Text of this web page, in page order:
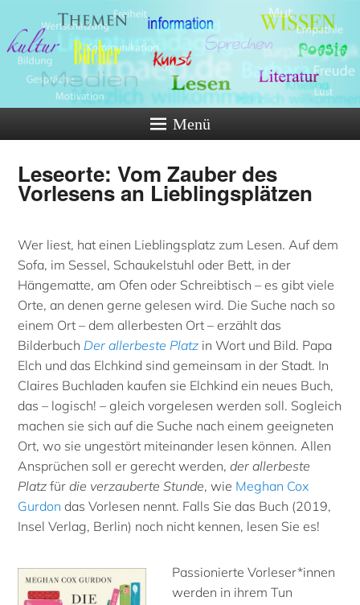
Menü
Leseorte: Vom Zauber des
Vorlesens an Lieblingsplätzen
Wer liest, hat einen Lieblingsplatz zum Lesen. Auf dem
Sofa, im Sessel, Schaukelstuhl oder Bett, in der
Hängematte, am Ofen oder Schreibtisch – es gibt viele
Orte, an denen gerne gelesen wird. Die Suche nach so
einem Ort – dem allerbesten Ort – erzählt das
Bilderbuch Der allerbeste Platz in Wort und Bild. Papa
Elch und das Elchkind sind gemeinsam in der Stadt. In
Claires Buchladen kaufen sie Elchkind ein neues Buch,
das – logisch! – gleich vorgelesen werden soll. Sogleich
machen sie sich auf die Suche nach einem geeigneten
Ort, wo sie ungestört miteinander lesen können. Allen
Ansprüchen soll er gerecht werden,der allerbeste
Platz fürdie verzauberte Stunde, wie Meghan Cox
Gurdon das Vorlesen nennt. Falls Sie das Buch (2019,
Insel Verlag, Berlin) noch nicht kennen, lesen Sie es!
Passionierte Vorleser*innen
werden in ihrem Tun